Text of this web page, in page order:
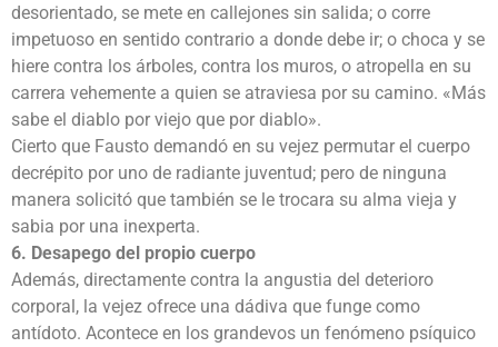
desorientado, se mete en callejones sin salida; o corre
impetuoso en sentido contrario a donde debe ir; o choca y se
hiere contra los árboles, contra los muros, o atropella en su
carrera vehemente a quien se atraviesa por su camino. «Más
sabe el diablo por viejo que por diablo».
Cierto que Fausto demandó en su vejez permutar el cuerpo
decrépito por uno de radiante juventud; pero de ninguna
manera solicitó que también se le trocara su alma vieja y
sabia por una inexperta.
6. Desapego del propio cuerpo
Además, directamente contra la angustia del deterioro
corporal, la vejez ofrece una dádiva que funge como
antídoto. Acontece en los grandevos un fenómeno psíquico